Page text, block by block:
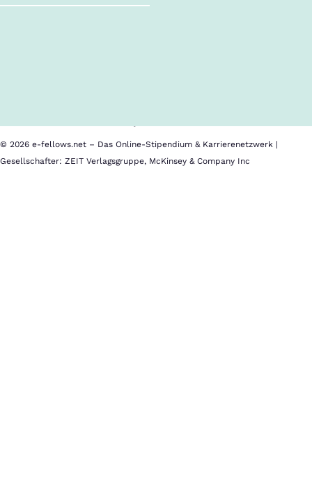
© 2026 e-fellows.net – Das Online-Stipendium & Karrierenetzwerk |
Gesellschafter: ZEIT Verlagsgruppe, McKinsey & Company Inc